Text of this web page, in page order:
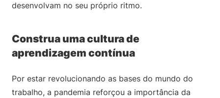
desenvolvam no seu próprio ritmo.
Construa uma cultura de
aprendizagem contínua
Por estar revolucionando as bases do mundo do
trabalho, a pandemia reforçou a importância da